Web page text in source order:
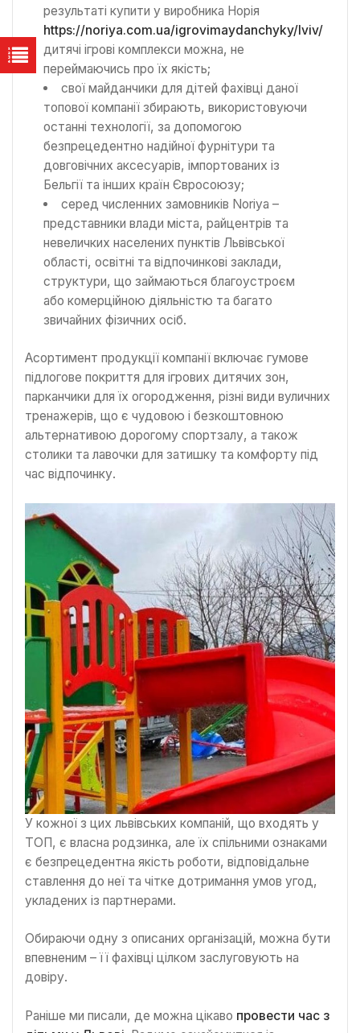
результаті купити у виробника Норія
https://noriya.com.ua/igrovimaydanchyky/lviv/
дитячі ігрові комплекси можна, не
переймаючись про їх якість;
свої майданчики для дітей фахівці даної
топової компанії збирають, використовуючи
останні технології, за допомогою
безпрецедентно надійної фурнітури та
довговічних аксесуарів, імпортованих із
Бельгії та інших країн Євросоюзу;
серед численних замовників Noriya –
представники влади міста, райцентрів та
невеличких населених пунктів Львівської
області, освітні та відпочинкові заклади,
структури, що займаються благоустроєм
або комерційною діяльністю та багато
звичайних фізичних осіб.
Асортимент продукції компанії включає гумове
підлогове покриття для ігрових дитячих зон,
парканчики для їх огородження, різні види вуличних
тренажерів, що є чудовою і безкоштовною
альтернативою дорогому спортзалу, а також
столики та лавочки для затишку та комфорту під
час відпочинку.
У кожної з цих львівських компаній, що входять у
ТОП, є власна родзинка, але їх спільними ознаками
є безпрецедентна якість роботи, відповідальне
ставлення до неї та чітке дотримання умов угод,
укладених із партнерами.
Обираючи одну з описаних організацій, можна бути
впевненим – її фахівці цілком заслуговують на
довіру.
Раніше ми писали, де можна цікаво провести час з